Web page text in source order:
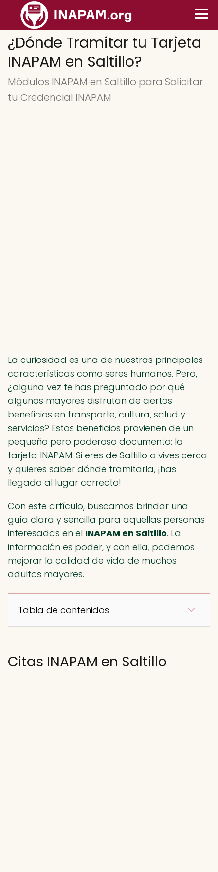
¿Dónde Tramitar tu Tarjeta
INAPAM en Saltillo?
Módulos INAPAM en Saltillo para Solicitar
tu Credencial INAPAM
La curiosidad es una de nuestras principales
características como seres humanos. Pero,
¿alguna vez te has preguntado por qué
algunos mayores disfrutan de ciertos
beneficios en transporte, cultura, salud y
servicios? Estos beneficios provienen de un
pequeño pero poderoso documento: la
tarjeta INAPAM. Si eres de Saltillo o vives cerca
y quieres saber dónde tramitarla, ¡has
llegado al lugar correcto!
Con este artículo, buscamos brindar una
guía clara y sencilla para aquellas personas
interesadas en el INAPAM en Saltillo. La
información es poder, y con ella, podemos
mejorar la calidad de vida de muchos
adultos mayores.
Tabla de contenidos
Citas INAPAM en Saltillo